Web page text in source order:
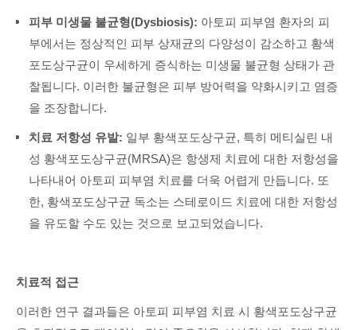
피부 미생물 불균형(Dysbiosis): 아토피 피부염 환자의 피
부에서는 정상적인 피부 상재균의 다양성이 감소하고 황색
포도상구균이 우세하게 증식하는 미생물 불균형 상태가 관
찰됩니다. 이러한 불균형은 피부 방어력을 약화시키고 염증
을 조장합니다.
치료 저항성 유발: 일부 황색포도상구균, 특히 메티실린 내
성 황색포도상구균(MRSA)은 항생제 치료에 대한 저항성을
나타내어 아토피 피부염 치료를 더욱 어렵게 만듭니다. 또
한, 황색포도상구균 독소는 스테로이드 치료에 대한 저항성
을 유도할 수도 있는 것으로 보고되었습니다.
치료적 접근
이러한 연구 결과들은 아토피 피부염 치료 시 황색포도상구균